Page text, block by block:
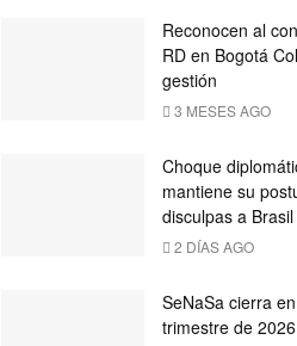
Reconocen al
RD en Bogotá
gestión
3 MESES AGO
Choque
mantiene su
disculpas a Brasil
2 DÍAS AGO
SeNaSa cierra
trimestre de